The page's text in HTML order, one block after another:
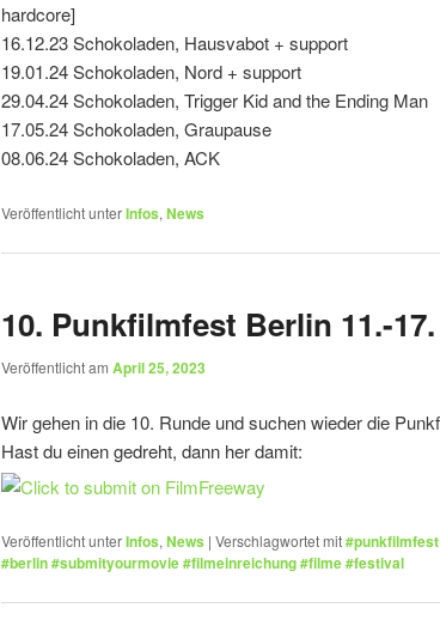
hardcore]
16.12.23 Schokoladen, Hausvabot + support
19.01.24 Schokoladen, Nord + support
29.04.24 Schokoladen, Trigger Kid and the Ending Man
17.05.24 Schokoladen, Graupause
08.06.24 Schokoladen, ACK
Veröffentlicht unterInfos, News
10. Punkfilmfest Berlin 11.-
Veröffentlicht am April 25, 2023
Wir gehen in die 10. Runde und suchen wieder die
Hast du einen gedreht, dann her damit:
Veröffentlicht unterInfos, News | Verschlagwortet mit
#berlin #submityourmovie #filmeinreichung #filme #festival